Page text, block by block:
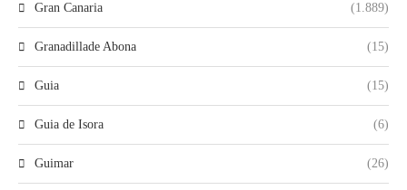
Gran Canaria (1.889)
Granadillade Abona (15)
Guia (15)
Guia de Isora (6)
Guimar (26)